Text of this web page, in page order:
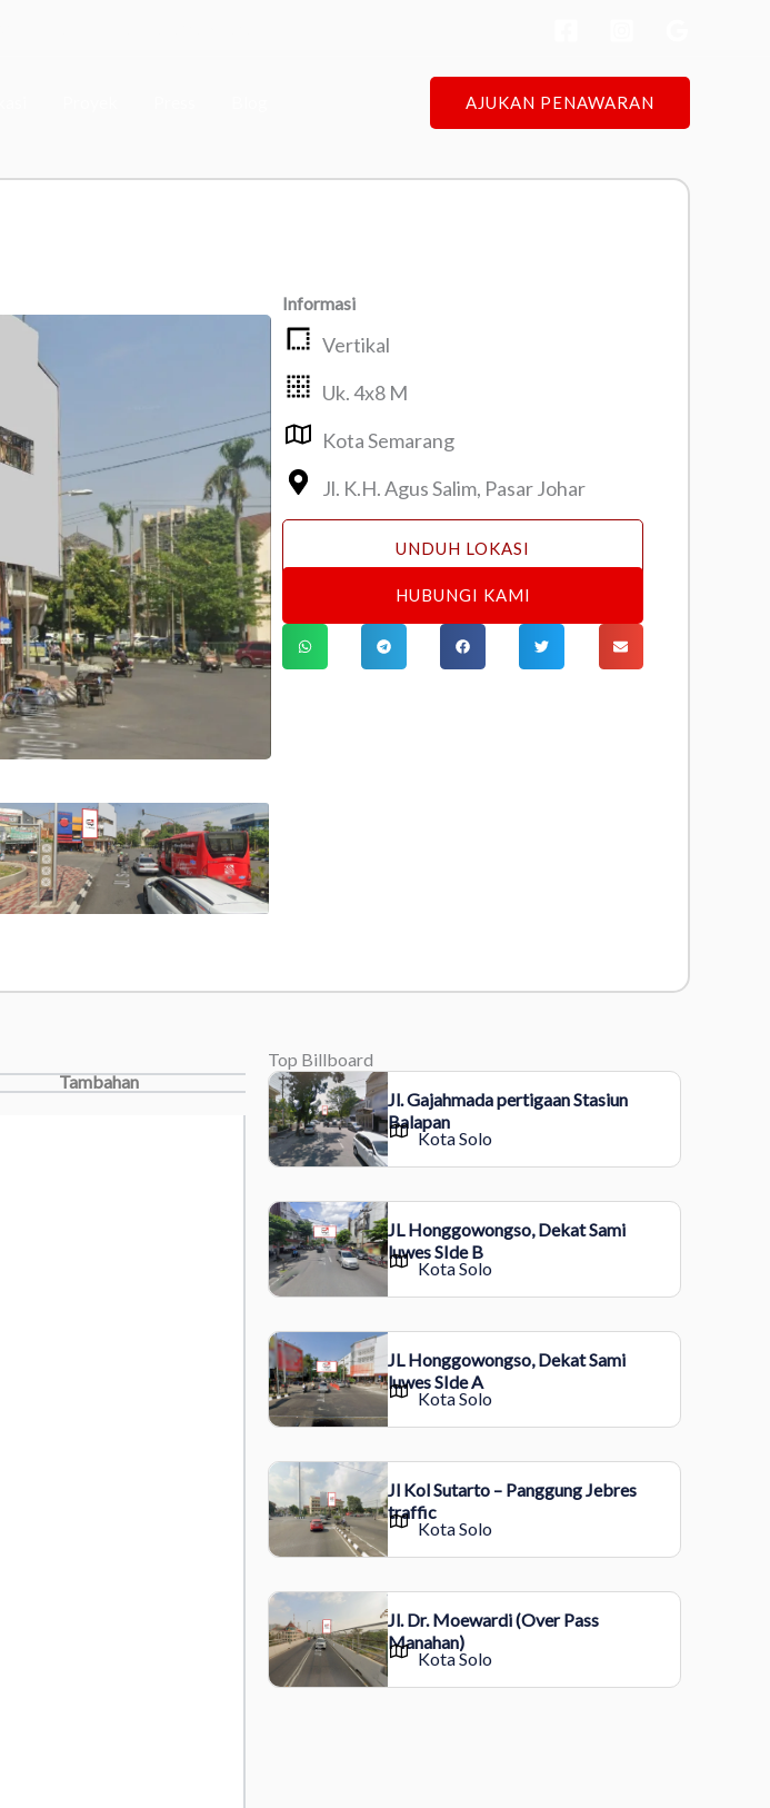
AJUKAN PENAWARAN
Informasi
Vertikal
Uk. 4x8 M
Kota Semarang
Jl. K.H. Agus Salim, Pasar Johar
UNDUH LOKASI
HUBUNGI KAMI
Tambahan
Top Billboard
Jl. Gajahmada pertigaan Stasiun
Balapan
Kota Solo
JL Honggowongso, Dekat Sami
luwes SIde B
Kota Solo
JL Honggowongso, Dekat Sami
luwes SIde A
Kota Solo
Jl Kol Sutarto – Panggung Jebres
traffic
Kota Solo
Jl. Dr. Moewardi (Over Pass
Manahan)
Kota Solo